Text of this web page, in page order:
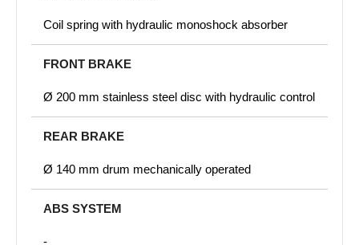
Coil spring with hydraulic monoshock absorber
FRONT BRAKE
Ø 200 mm stainless steel disc with hydraulic control
REAR BRAKE
Ø 140 mm drum mechanically operated
ABS SYSTEM
-